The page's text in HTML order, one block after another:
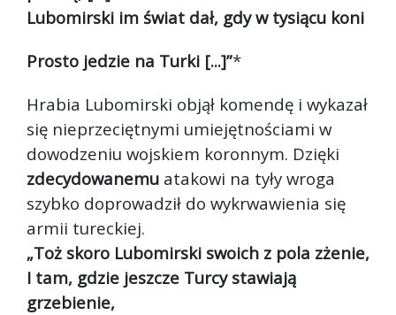
Lubomirski im świat dał, gdy w tysiącu koni
Prosto jedzie na Turki [...]”*
Hrabia Lubomirski objął komendę i wykazał
się nieprzeciętnymi umiejętnościami w
dowodzeniu wojskiem koronnym. Dzięki
zdecydowanemu atakowi na tyły wroga
szybko doprowadził do wykrwawienia się
armii tureckiej.
„Toż skoro Lubomirski swoich z pola zżenie,
I tam, gdzie jeszcze Turcy stawiają
grzebienie,